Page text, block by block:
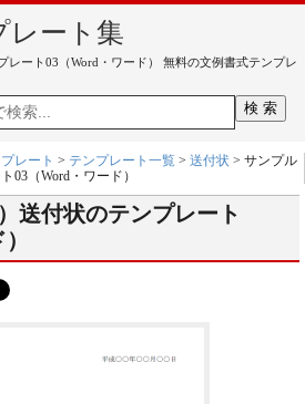
レート集
レート03（Word・ワード） 無料の文例書式テンプレ
レート > テンプレート一覧 > 送付状 > サンプル
03（Word・ワード）
送付状のテンプレート